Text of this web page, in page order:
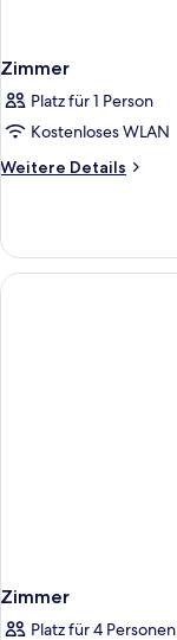
Zimmer
Platz für 1 Person
Kostenloses WLAN
Weitere Details
Weitere
Zimmer
Platz für 4 Personen